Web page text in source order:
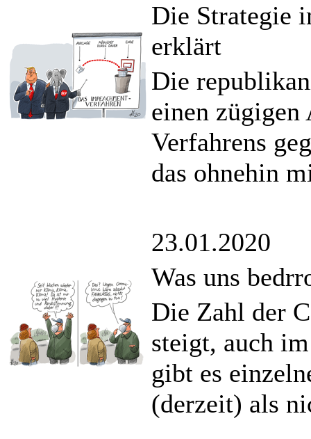
Die Strategie
erklärt
Die
einen zügigen
Verfahrens
das ohnehin
23.01.2020
Was uns
Die Zahl der
steigt, auch
gibt es
(derzeit) als